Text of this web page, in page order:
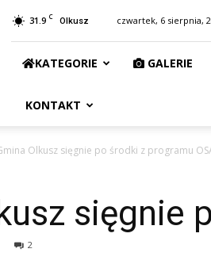
31.9 C Olkusz czwartek, 6 sierpnia,
KATEGORIE GALERIE
KONTAKT
Olkusz sięgnie po środki z programu
sięgnie
2